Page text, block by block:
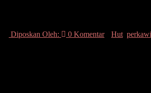
Diposkan Oleh: 0 Komentar Hut